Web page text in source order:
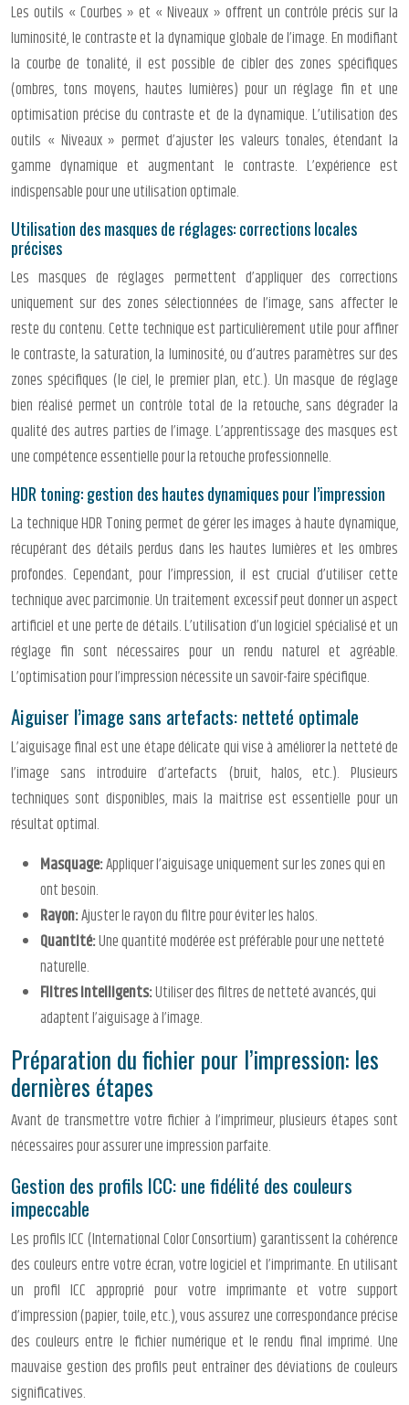
Les outils « Courbes » et « Niveaux » offrent un contrôle précis sur la
luminosité, le contraste et la dynamique globale de l’image. En modifiant
la courbe de tonalité, il est possible de cibler des zones spécifiques
(ombres, tons moyens, hautes lumières) pour un réglage fin et une
optimisation précise du contraste et de la dynamique. L’utilisation des
outils « Niveaux » permet d’ajuster les valeurs tonales, étendant la
gamme dynamique et augmentant le contraste. L’expérience est
indispensable pour une utilisation optimale.
Utilisation des masques de réglages: corrections locales
précises
Les masques de réglages permettent d’appliquer des corrections
uniquement sur des zones sélectionnées de l’image, sans affecter le
reste du contenu. Cette technique est particulièrement utile pour affiner
le contraste, la saturation, la luminosité, ou d’autres paramètres sur des
zones spécifiques (le ciel, le premier plan, etc.). Un masque de réglage
bien réalisé permet un contrôle total de la retouche, sans dégrader la
qualité des autres parties de l’image. L’apprentissage des masques est
une compétence essentielle pour la retouche professionnelle.
HDR toning: gestion des hautes dynamiques pour l’impression
La technique HDR Toning permet de gérer les images à haute dynamique,
récupérant des détails perdus dans les hautes lumières et les ombres
profondes. Cependant, pour l’impression, il est crucial d’utiliser cette
technique avec parcimonie. Un traitement excessif peut donner un aspect
artificiel et une perte de détails. L’utilisation d’un logiciel spécialisé et un
réglage fin sont nécessaires pour un rendu naturel et agréable.
L’optimisation pour l’impression nécessite un savoir-faire spécifique.
Aiguiser l’image sans artefacts: netteté optimale
L’aiguisage final est une étape délicate qui vise à améliorer la netteté de
l’image sans introduire d’artefacts (bruit, halos, etc.). Plusieurs
techniques sont disponibles, mais la maitrise est essentielle pour un
résultat optimal.
Masquage:Appliquer l’aiguisage uniquement sur les zones qui en
ont besoin.
Rayon:Ajuster le rayon du filtre pour éviter les halos.
Quantité:Une quantité modérée est préférable pour une netteté
naturelle.
Filtres intelligents:Utiliser des filtres de netteté avancés, qui
adaptent l’aiguisage à l’image.
Préparation du fichier pour l’impression: les
dernières étapes
Avant de transmettre votre fichier à l’imprimeur, plusieurs étapes sont
nécessaires pour assurer une impression parfaite.
Gestion des profils ICC: une fidélité des couleurs
impeccable
Les profils ICC (International Color Consortium) garantissent la cohérence
des couleurs entre votre écran, votre logiciel et l’imprimante. En utilisant
un profil ICC approprié pour votre imprimante et votre support
d’impression (papier, toile, etc.), vous assurez une correspondance précise
des couleurs entre le fichier numérique et le rendu final imprimé. Une
mauvaise gestion des profils peut entraîner des déviations de couleurs
significatives.